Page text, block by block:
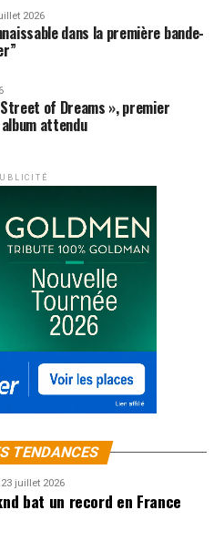
2026
dans la première bande-
of Dreams », premier
attendu
TENDANCES
23 juillet 2026
bat un record en France